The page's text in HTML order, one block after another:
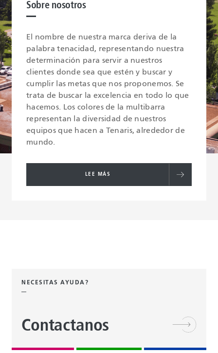
Sobre nosotros
El nombre de nuestra marca deriva de la
palabra tenacidad, representando nuestra
determinación para servir a nuestros
clientes donde sea que estén y buscar y
cumplir las metas que nos proponemos. Se
trata de buscar la excelencia en todo lo que
hacemos. Los colores de la multibarra
representan la diversidad de nuestros
equipos que hacen a Tenaris, alrededor de
mundo.
LEE MÁS
NECESITAS AYUDA?
Contactanos